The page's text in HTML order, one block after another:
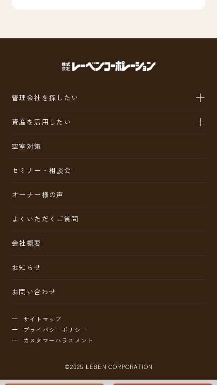
管理会社を探したい
資産を活用したい
空室対策
セミナー・相談会
オーナー様の声
よくいただくご質問
会社概要
お知らせ
お問い合わせ
サイトマップ
プライバシーポリシー
カスタマーハラスメント
©2025 LEBEN CORPORATION